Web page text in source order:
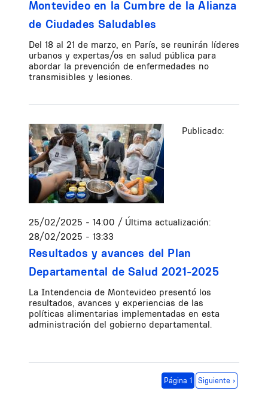
Montevideo en la Cumbre de la Alianza
de Ciudades Saludables
Del 18 al 21 de marzo, en París, se reunirán líderes
urbanos y expertas/os en salud pública para
abordar la prevención de enfermedades no
transmisibles y lesiones.
Publicado:
25/02/2025 - 14:00 / Última actualización:
28/02/2025 - 13:33
Resultados y avances del Plan
Departamental de Salud 2021-2025
La Intendencia de Montevideo presentó los
resultados, avances y experiencias de las
políticas alimentarias implementadas en esta
administración del gobierno departamental.
Página 1 Siguiente página
Siguiente ›